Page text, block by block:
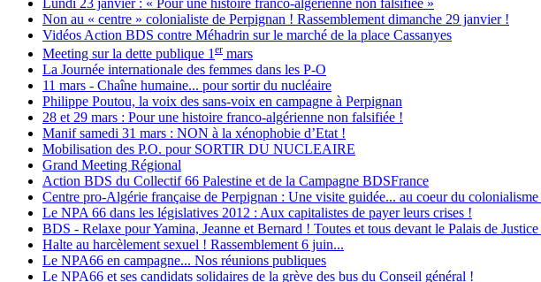
Non au « centre » colonialiste de Perpignan ! Rassemblement dimanche 29 janvier !
Vidéos Action BDS contre Méhadrin sur le marché de la place Cassanyes
Meeting sur la dette publique 1 er mars
La Journée internationale des femmes dans les P-O
11 mars - Chaîne humaine... pour sortir du nucléaire
Philippe Poutou, la voix des sans-voix en campagne à Perpignan
28 et 29 mars : Pour une histoire franco-algérienne non falsifiée !
Manif samedi 31 mars : NON à la xénophobie d’Etat !
Mobilisation des P.O. pour SORTIR DU NUCLEAIRE
Grand Meeting Régional
Action BDS du Collectif 66 Palestine et de la Campagne BDSFrance
Centre pro-Algérie française de Perpignan : Une visite guidée... au coeur du colonialisme
Le NPA 66 dans les législatives 2012 : Aux capitalistes de payer leurs crises !
BDS - Relaxe pour Yamina, Jeanne et Bernard ! Toutes et tous devant le Palais de
Halte au harcèlement sexuel ! Rassemblement 6 juin...
Le NPA66 en campagne... Nos réunions publiques
Le NPA66 et ses candidats solidaires de la grève des bus du Conseil général !